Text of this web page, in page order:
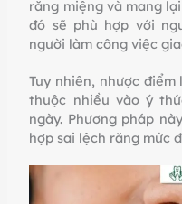
răng miệng và mang
đó sẽ phù hợp với
người làm công việc
Tuy nhiên, nhược
thuộc nhiều vào ý
ngày. Phương pháp
hợp sai lệch răng mức